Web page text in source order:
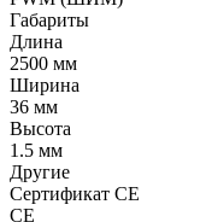
Габариты
Длина
2500 мм
Ширина
36 мм
Высота
1.5 мм
Другие
Сертификат CE
CE